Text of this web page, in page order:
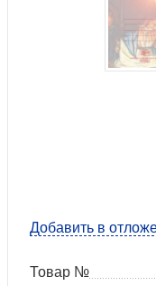
Добавить в
Товар №